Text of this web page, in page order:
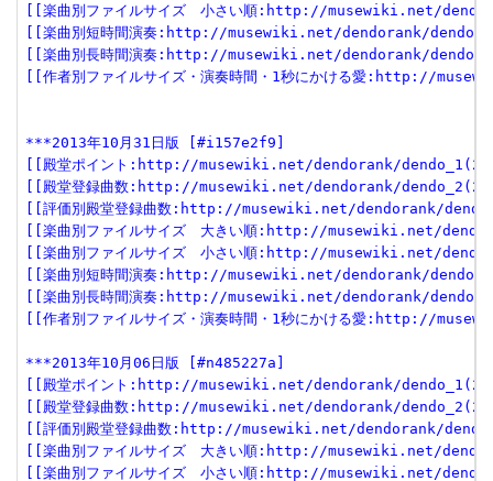
[[楽曲別ファイルサイズ　小さい順:http://musewiki.net/
[[楽曲別短時間演奏:http://musewiki.net/dendorank/
[[楽曲別長時間演奏:http://musewiki.net/dendorank/
[[作者別ファイルサイズ・演奏時間・1秒にかける愛:http://
***2013年10月31日版 [#i157e2f9]
[[殿堂ポイント:http://musewiki.net/dendorank/
[[殿堂登録曲数:http://musewiki.net/dendorank/
[[評価別殿堂登録曲数:http://musewiki.net/dendorank/
[[楽曲別ファイルサイズ　大きい順:http://musewiki.net/
[[楽曲別ファイルサイズ　小さい順:http://musewiki.net/
[[楽曲別短時間演奏:http://musewiki.net/dendorank/
[[楽曲別長時間演奏:http://musewiki.net/dendorank/
[[作者別ファイルサイズ・演奏時間・1秒にかける愛:http://
***2013年10月06日版 [#n485227a]
[[殿堂ポイント:http://musewiki.net/dendorank/
[[殿堂登録曲数:http://musewiki.net/dendorank/
[[評価別殿堂登録曲数:http://musewiki.net/dendorank/
[[楽曲別ファイルサイズ　大きい順:http://musewiki.net/
[[楽曲別ファイルサイズ　小さい順:http://musewiki.net/